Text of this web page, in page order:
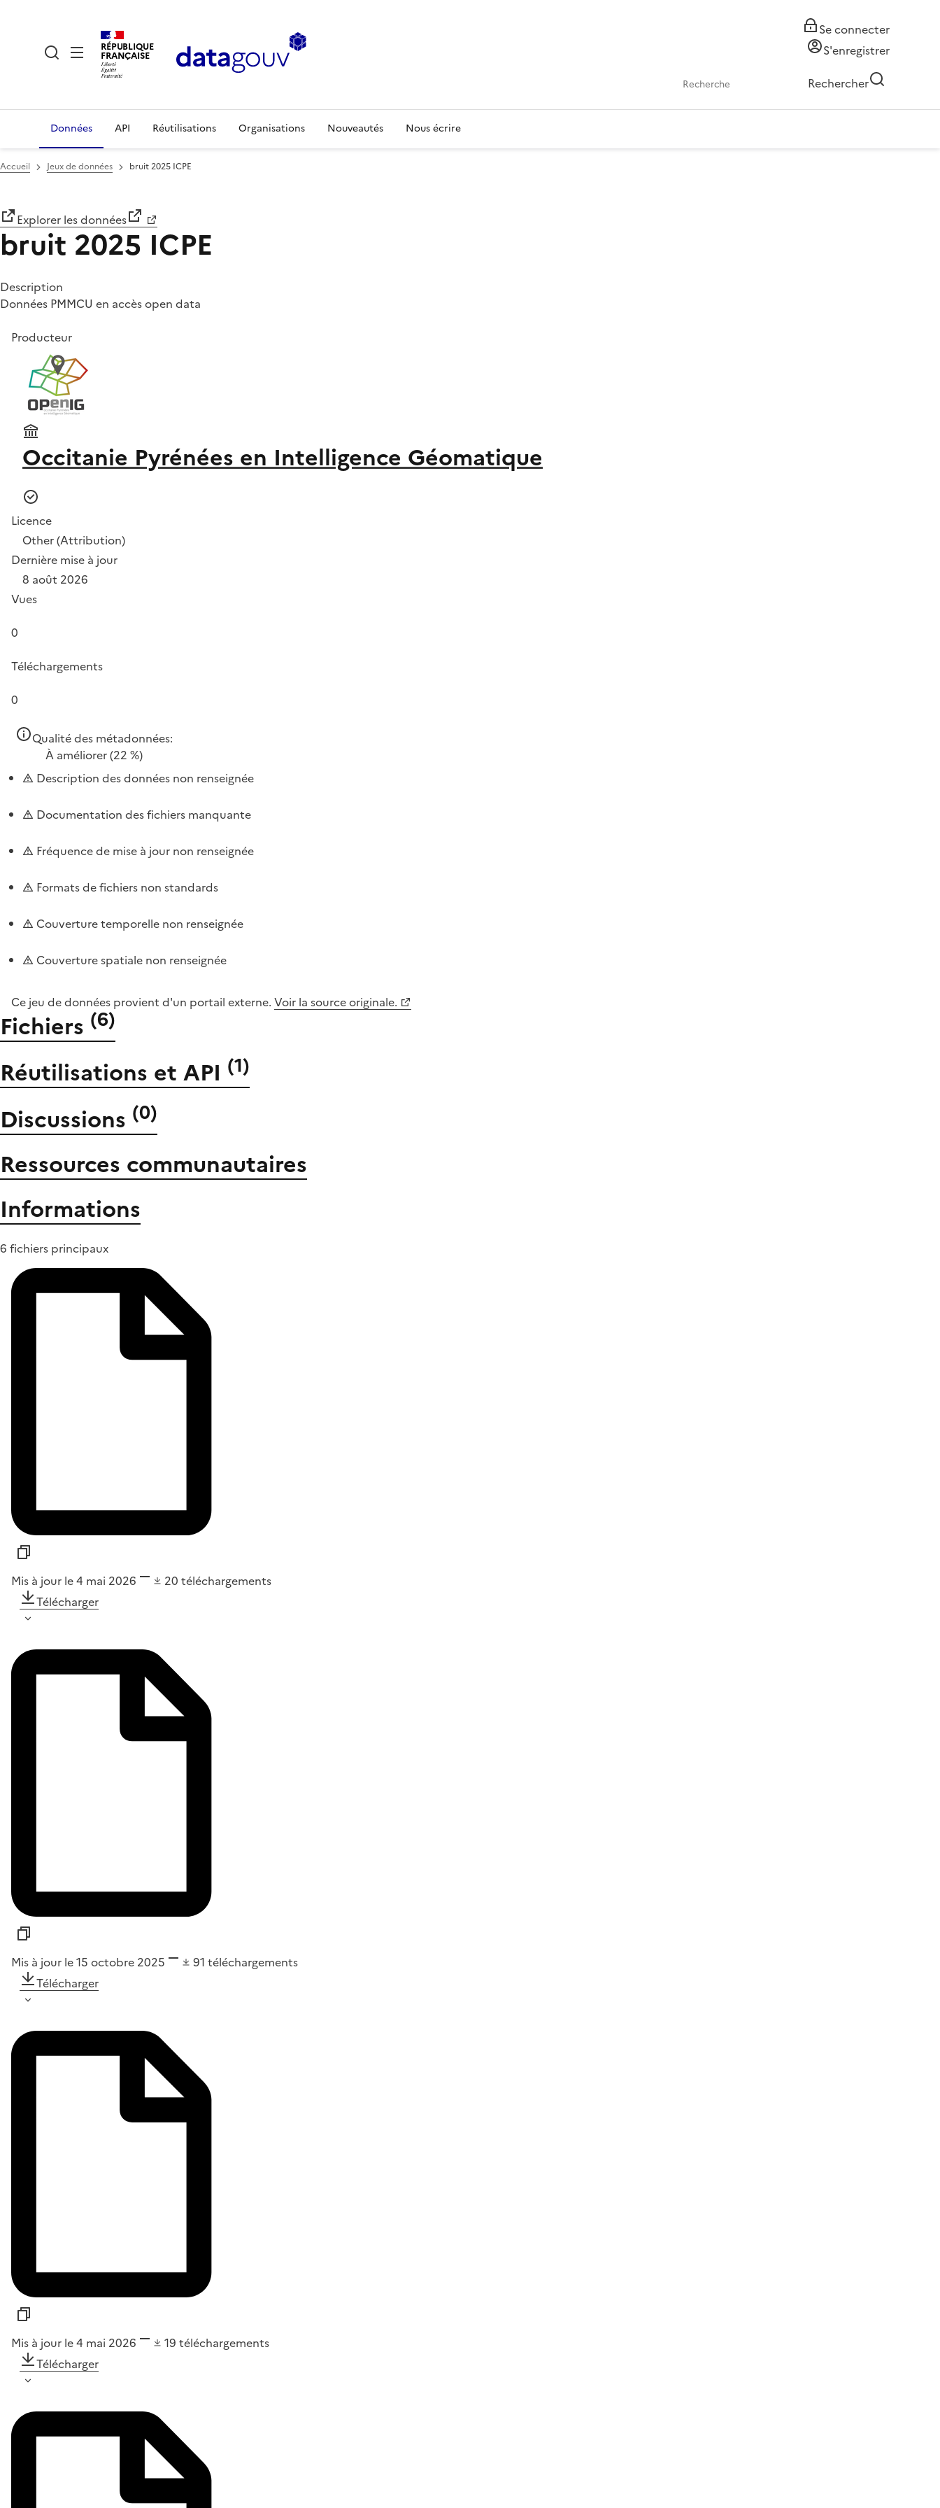
RÉPUBLIQUE
FRANÇAISE
Se connecter
S'enregistrer
Rechercher
Données API Réutilisations Organisations Nouveautés Nous écrire
Accueil Jeux de données bruit 2025 ICPE
Explorer les données
bruit 2025 ICPE
Description
Données PMMCU en accès open data
Producteur
Occitanie Pyrénées en Intelligence Géomatique
Licence
Other (Attribution)
Dernière mise à jour
8 août 2026
Vues
0
Téléchargements
0
Qualité des métadonnées:
À améliorer(22 %)
Description des données non renseignée
Documentation des fichiers manquante
Fréquence de mise à jour non renseignée
Formats de fichiers non standards
Couverture temporelle non renseignée
Couverture spatiale non renseignée
Ce jeu de données provient d'un portail externe. Voir la source originale.
Fichiers (6)
Réutilisations et API (1)
Discussions (0)
Ressources communautaires
Informations
6 fichiers principaux
Mis à jour le 4 mai 2026 20 téléchargements
Télécharger
Mis à jour le 15 octobre 2025 91 téléchargements
Télécharger
Mis à jour le 4 mai 2026 19 téléchargements
Télécharger